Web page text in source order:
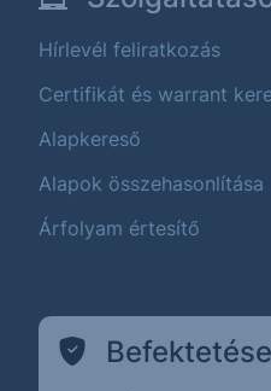
Hírlevél feliratkozás
Certifikát és warrant
Alapkereső
Alapok összehasonlítása
Árfolyam értesítő